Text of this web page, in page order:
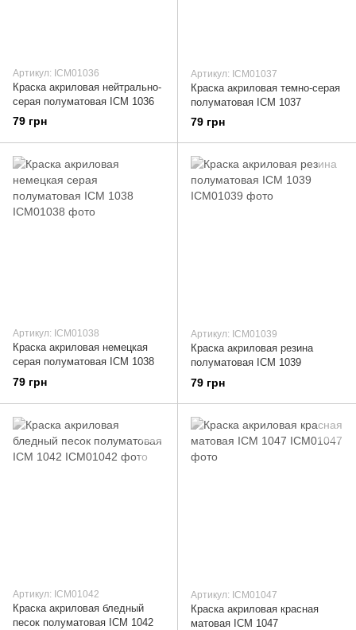
Артикул: ICM01036
Краска акриловая нейтрально-
серая полуматовая ICM 1036
79 грн
Артикул: ICM01037
Краска акриловая темно-серая
полуматовая ICM 1037
79 грн
Артикул: ICM01038
Краска акриловая немецкая
серая полуматовая ICM 1038
79 грн
Артикул: ICM01039
Краска акриловая резина
полуматовая ICM 1039
79 грн
Артикул: ICM01042
Краска акриловая бледный
песок полуматовая ICM 1042
Артикул: ICM01047
Краска акриловая красная
матовая ICM 1047